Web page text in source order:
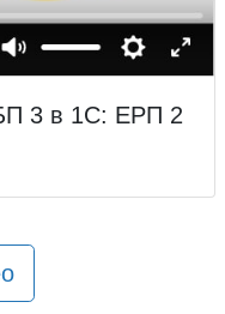
3 в 1С: ЕРП 2